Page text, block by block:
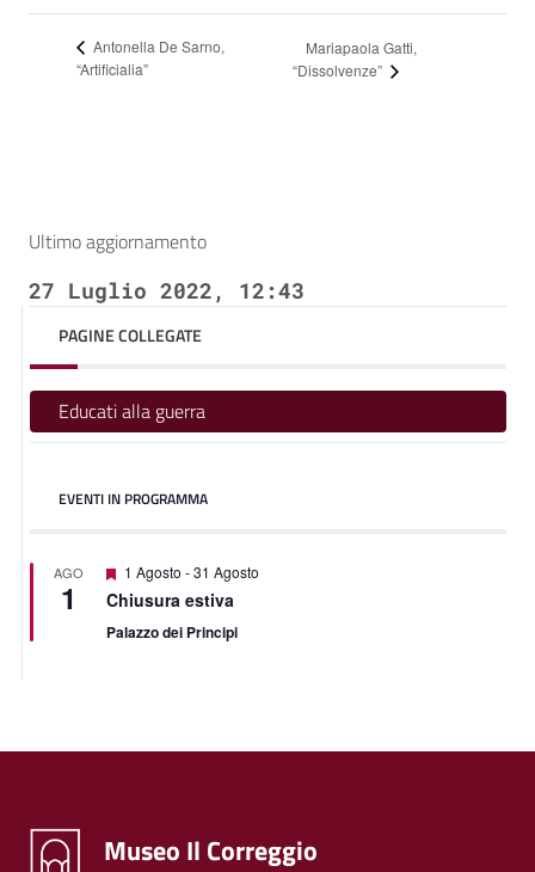
Antonella De Sarno,
“Artificialia”
Mariapaola Gatti,
“Dissolvenze”
Ultimo aggiornamento
27 Luglio 2022, 12:43
PAGINE COLLEGATE
Educati alla guerra
EVENTI IN PROGRAMMA
AGO
1
Segnalati
1 Agosto -31 Agosto
Chiusura estiva
Palazzo dei Principi
Museo Il Correggio